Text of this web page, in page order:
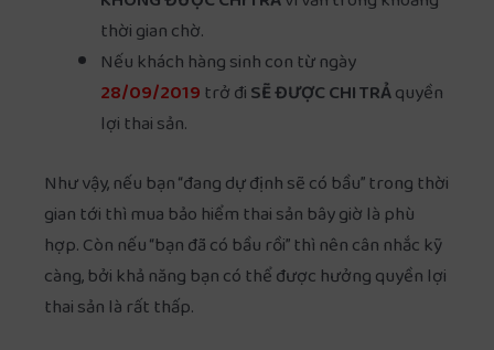
thời gian chờ.
Nếu khách hàng sinh con từ ngày
28/09/2019trở điSẼ ĐƯỢC CHI TRẢquyền
lợi thai sản.
Như vậy, nếu bạn “đang dự định sẽ có bầu” trong thời
gian tới thì mua bảo hiểm thai sản bây giờ là phù
hợp. Còn nếu “bạn đã có bầu rồi” thì nên cân nhắc kỹ
càng, bởi khả năng bạn có thể được hưởng quyền lợi
thai sản là rất thấp.